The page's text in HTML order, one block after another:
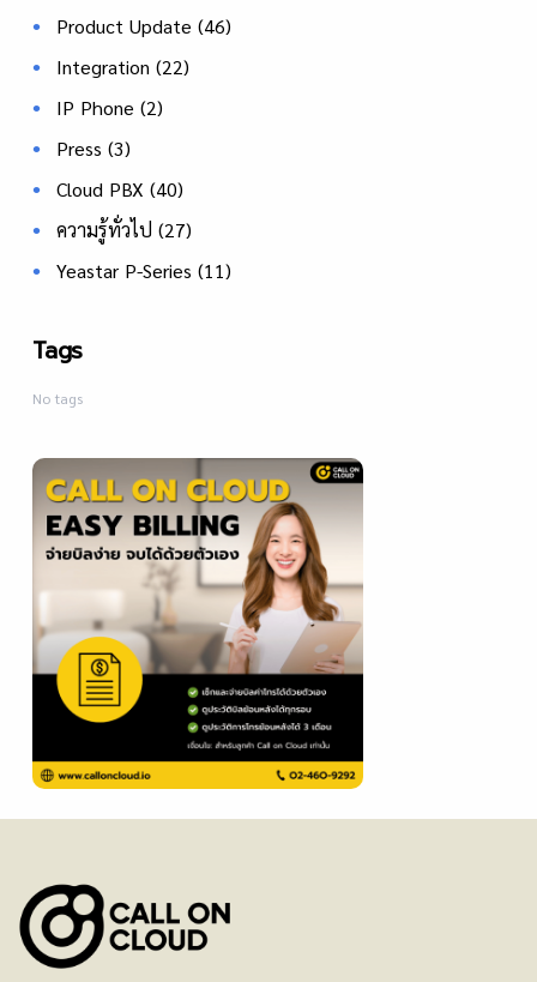
Product Update (46)
Integration (22)
IP Phone (2)
Press (3)
Cloud PBX (40)
ความรู้ทั่วไป (27)
Yeastar P-Series (11)
Tags
No tags